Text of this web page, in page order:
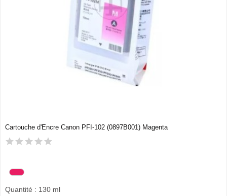
Cartouche d'Encre Canon PFI-102 (0897B001) Magenta
Quantité : 130 ml